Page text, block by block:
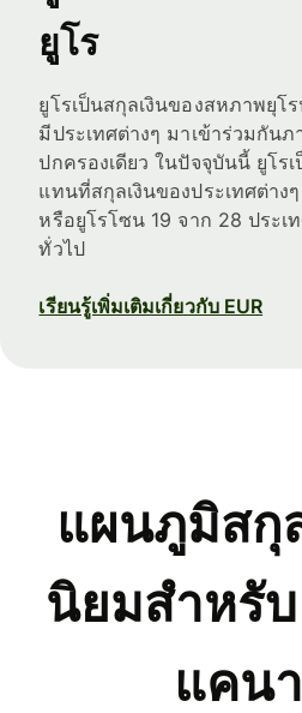
ยูโร
ยูโรเป็นสกุลเงินของสหภาพยุโ
มีประเทศต่างๆ มาเข้าร่วมกันภ
ปกครองเดียว ในปัจจุบันนี้ ยูโร
แทนที่สกุลเงินของประเทศต่าง
หรือยูโรโซน 19 จาก 28 ประเ
ทั่วไป
เรียนรู้เพิ่มเติมเกี่ยวกับ EUR
แผนภูมิสกุ
นิยมสำหรั
แคน